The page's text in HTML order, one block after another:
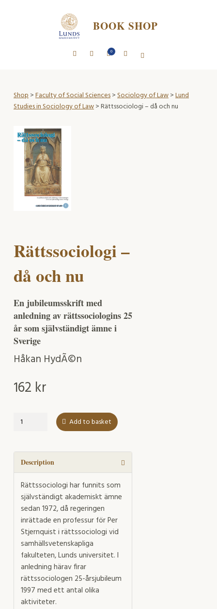
BOOK SHOP
0
Shop>Faculty of Social Sciences>Sociology of Law>Lund
Studies in Sociology of Law> Rättssociologi – då och nu
Rättssociologi –
då och nu
En jubileumsskrift med
anledning av rättssociologins 25
år som självständigt ämne i
Sverige
Håkan HydÃ©n
162 kr
Rättssociologi
och
quantity
Add to basket
Description
Rättssociologi har funnits som
självständigt akademiskt ämne
sedan 1972, då regeringen
inrättade en professur för Per
Stjernquist i rättssociologi vid
samhällsvetenskapliga
fakulteten, Lunds universitet. I
anledning härav firar
rättssociologen 25-årsjubileum
1997 med ett antal olika
aktiviteter.